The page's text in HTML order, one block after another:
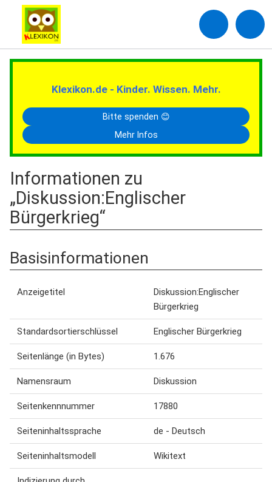
Klexikon.de - Kinder. Wissen. Mehr.
Bitte spenden 😊
Mehr Infos
Informationen zu
„Diskussion:Englischer
Bürgerkrieg“
Basisinformationen
Anzeigetitel
Diskussion:Englischer
Bürgerkrieg
Standardsortierschlüssel Englischer Bürgerkrieg
Seitenlänge (in Bytes) 1.676
Namensraum Diskussion
Seitenkennnummer 17880
Seiteninhaltssprache de - Deutsch
Seiteninhaltsmodell Wikitext